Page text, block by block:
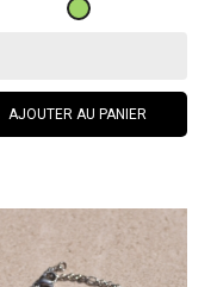
Vert
AJOUTER AU PANIER